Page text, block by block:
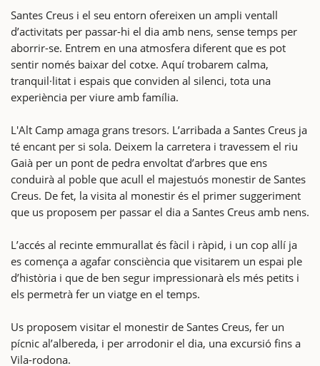
Santes Creus i el seu entorn ofereixen un ampli ventall
d’activitats per passar-hi el dia amb nens, sense temps per
aborrir-se. Entrem en una atmosfera diferent que es pot
sentir només baixar del cotxe. Aquí trobarem calma,
tranquil·litat i espais que conviden al silenci, tota una
experiència per viure amb família.
L'Alt Camp amaga grans tresors. L’arribada a Santes Creus ja
té encant per si sola. Deixem la carretera i travessem el riu
Gaià per un pont de pedra envoltat d’arbres que ens
conduirà al poble que acull el majestuós monestir de Santes
Creus. De fet, la visita al monestir és el primer suggeriment
que us proposem per passar el dia a Santes Creus amb nens.
L’accés al recinte emmurallat és fàcil i ràpid, i un cop allí ja
es comença a agafar consciència que visitarem un espai ple
d’història i que de ben segur impressionarà els més petits i
els permetrà fer un viatge en el temps.
Us proposem visitar el monestir de Santes Creus, fer un
pícnic al’albereda, i per arrodonir el dia, una excursió fins a
Vila-rodona.